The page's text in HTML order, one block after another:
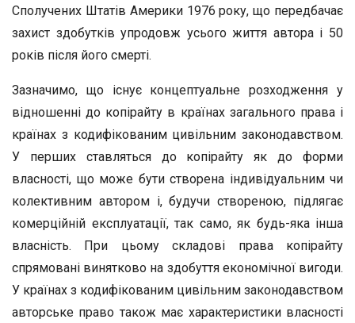
Сполучених Штатів Америки 1976 року, що передбачає
захист здобутків упродовж усього життя автора і 50
років після його смерті.
Зазначимо, що існує концептуальне розходження у
відношенні до копірайту в країнах загального права і
країнах з кодифікованим цивільним законодавством.
У перших ставляться до копірайту як до форми
власності, що може бути створена індивідуальним чи
колективним автором і, будучи створеною, підлягає
комерційній експлуатації, так само, як будь-яка інша
власність. При цьому складові права копірайту
спрямовані винятково на здобуття економічної вигоди.
У країнах з кодифікованим цивільним законодавством
авторське право також має характеристики власності